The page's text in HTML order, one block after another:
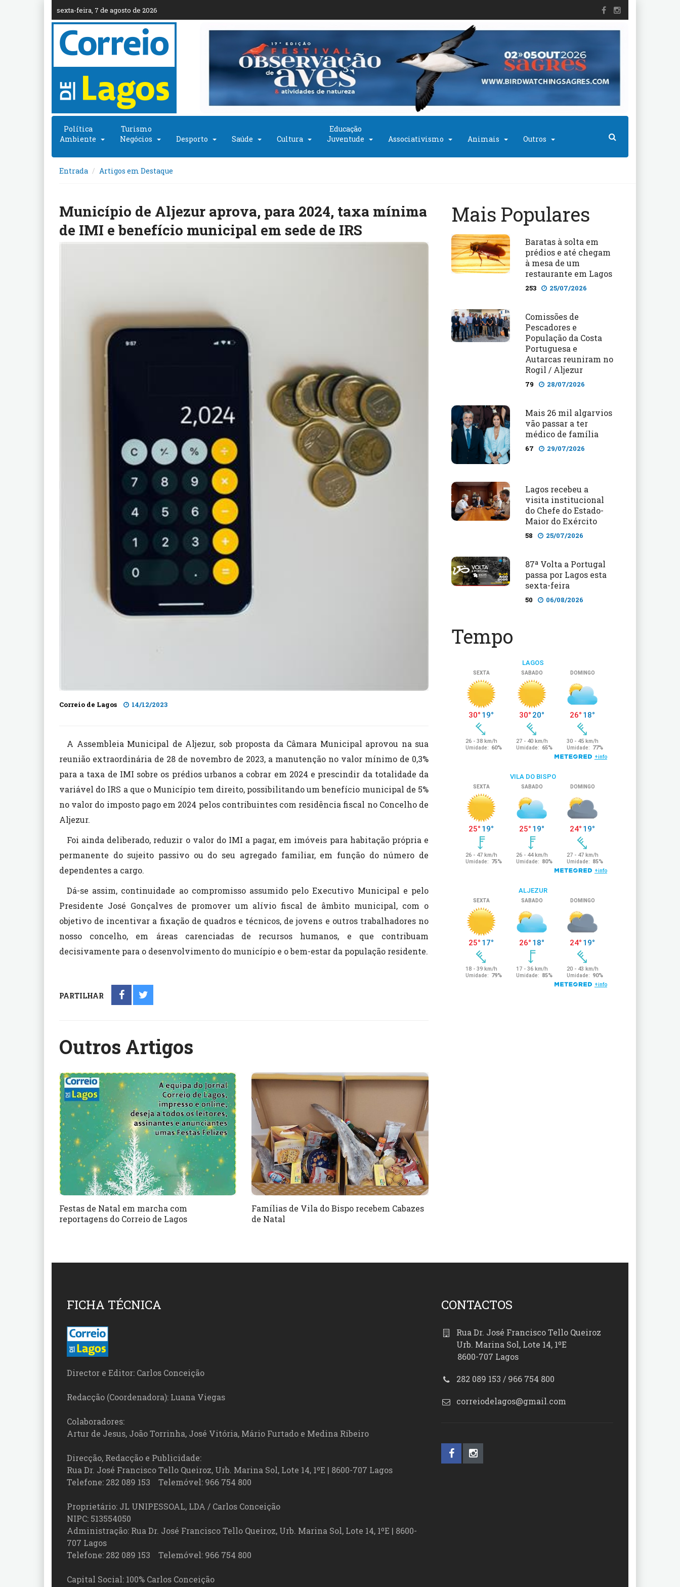
sexta-feira, 7 de agosto de 2026
Política
Ambiente
Turismo
Negócios
Desporto Saúde Cultura
Educação
Juventude
Associativismo Animais Outros
Entrada Artigos em Destaque
Município de Aljezur aprova, para 2024, taxa mínima
de IMI e benefício municipal em sede de IRS
Correio de Lagos 14/12/2023
A Assembleia Municipal de Aljezur, sob proposta da Câmara Municipal aprovou na sua
reunião extraordinária de 28 de novembro de 2023, a manutenção no valor mínimo de 0,3%
para a taxa de IMI sobre os prédios urbanos a cobrar em 2024 e prescindir da totalidade da
variável do IRS a que o Município tem direito, possibilitando um benefício municipal de 5%
no valor do imposto pago em 2024 pelos contribuintes com residência fiscal no Concelho de
Aljezur.
Foi ainda deliberado, reduzir o valor do IMI a pagar, em imóveis para habitação própria e
permanente do sujeito passivo ou do seu agregado familiar, em função do número de
dependentes a cargo.
Dá-se assim, continuidade ao compromisso assumido pelo Executivo Municipal e pelo
Presidente José Gonçalves de promover um alívio fiscal de âmbito municipal, com o
objetivo de incentivar a fixação de quadros e técnicos, de jovens e outros trabalhadores no
nosso concelho, em áreas carenciadas de recursos humanos, e que contribuam
decisivamente para o desenvolvimento do município e o bem-estar da população residente.
PARTILHAR
Outros Artigos
Festas de Natal em marcha com
reportagens do Correio de Lagos
Famílias de Vila do Bispo recebem Cabazes
de Natal
Mais Populares
Baratas à solta em
prédios e até chegam
à mesa de um
restaurante em Lagos
253 25/07/2026
Comissões de
Pescadores e
População da Costa
Portuguesa e
Autarcas reuniram no
Rogil / Aljezur
79 28/07/2026
Mais 26 mil algarvios
vão passar a ter
médico de família
67 29/07/2026
Lagos recebeu a
visita institucional
do Chefe do Estado-
Maior do Exército
58 25/07/2026
87ª Volta a Portugal
passa por Lagos esta
sexta-feira
50 06/08/2026
Tempo
FICHA TÉCNICA
Director e Editor: Carlos Conceição
Redacção (Coordenadora): Luana Viegas
Colaboradores:
Artur de Jesus, João Torrinha, José Vitória, Mário Furtado e Medina Ribeiro
Direcção, Redacção e Publicidade:
Rua Dr. José Francisco Tello Queiroz, Urb. Marina Sol, Lote 14, 1ºE | 8600-707 Lagos
Telefone: 282 089 153 Telemóvel: 966 754 800
Proprietário: JL UNIPESSOAL, LDA / Carlos Conceição
NIPC: 513554050
Administração: Rua Dr. José Francisco Tello Queiroz, Urb. Marina Sol, Lote 14, 1ºE | 8600-
707 Lagos
Telefone: 282 089 153 Telemóvel: 966 754 800
Capital Social: 100% Carlos Conceição
CONTACTOS
Rua Dr. José Francisco Tello Queiroz
Urb. Marina Sol, Lote 14, 1ºE
8600-707 Lagos
282 089 153 / 966 754 800
correiodelagos@gmail.com